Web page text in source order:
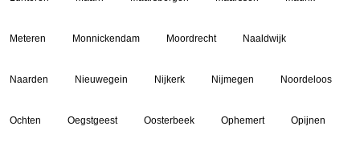
Meteren Monnickendam Moordrecht Naaldwijk
Naarden Nieuwegein Nijkerk Nijmegen Noordeloos
Ochten Oegstgeest Oosterbeek Ophemert Opijnen